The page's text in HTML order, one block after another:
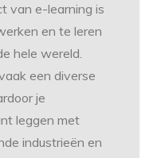
van e-learning is
en te leren
hele wereld.
een diverse
je
leggen met
industrieën en